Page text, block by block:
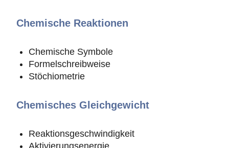
Chemische Reaktionen
Chemische Symbole
Formelschreibweise
Stöchiometrie
Chemisches Gleichgewicht
Reaktionsgeschwindigkeit
Aktivierungsenergie